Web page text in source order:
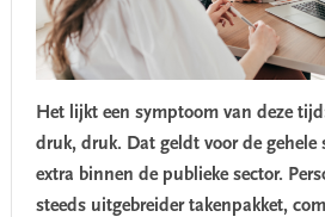
Het lijkt een symptoom van deze
druk, druk. Dat geldt voor de gehele
extra binnen de publieke sector.
steeds uitgebreider takenpakket,